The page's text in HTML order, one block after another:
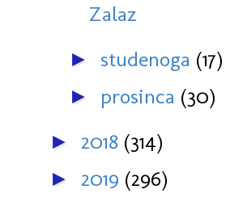
Zalaz
► studenoga (17)
► prosinca (30)
► 2018 (314)
► 2019 (296)